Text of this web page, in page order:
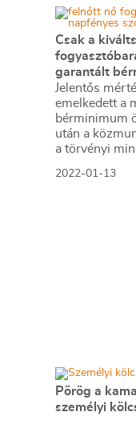
Csak a
garantált
Jelentős
emelkedett a
bérminimum
után a
a törvényi
igénylők?
2022-01-13
Pörög a
személyi